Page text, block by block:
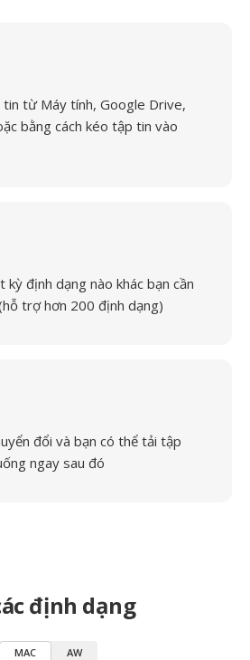
tin từ Máy tính, Google Drive,
bằng cách kéo tập tin vào
kỳ định dạng nào khác bạn cần
trợ hơn 200 định dạng)
đổi và bạn có thể tải tập
ngay sau đó
định dạng
MAC AW